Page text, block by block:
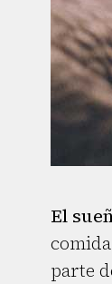
El
parte